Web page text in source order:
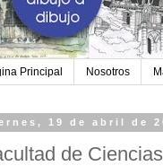
Principal Nosotros
19 de abril de
de